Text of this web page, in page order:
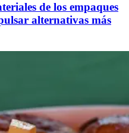
de los empaques
alternativas más